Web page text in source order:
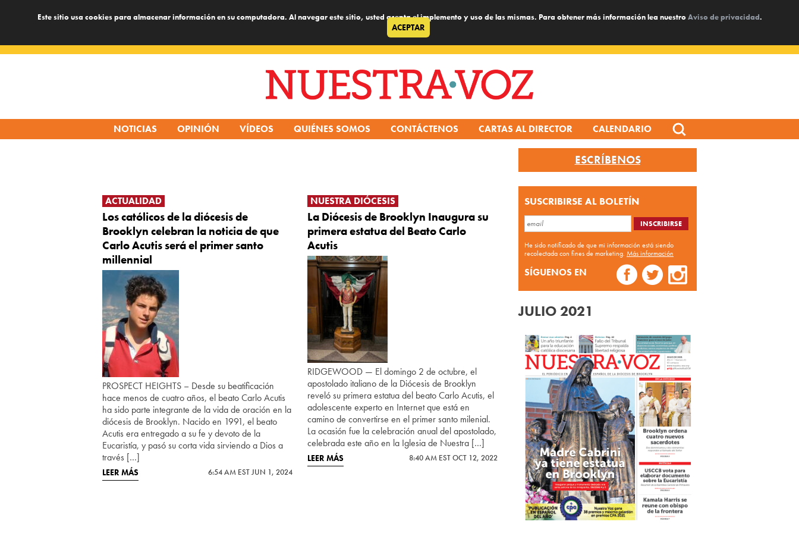
Este sitio usa cookies para almacenar información en su computadora. Al navegar este sitio, usted acepta el implemento y uso de las mismas. Para obtener más información lea nuestroAviso de privacidad.
ACEPTAR
NOTICIAS OPINIÓN VÍDEOS QUIÉNES SOMOS CONTÁCTENOS CARTAS AL DIRECTOR CALENDARIO
Search
for:
ACTUALIDAD
Los católicos de la diócesis de
Brooklyn celebran la noticia de que
Carlo Acutis será el primer santo
millennial
PROSPECT HEIGHTS – Desde su beatificación
hace menos de cuatro años, el beato Carlo Acutis
ha sido parte integrante de la vida de oración en la
diócesis de Brooklyn. Nacido en 1991, el beato
Acutis era entregado a su fe y devoto de la
Eucaristía, y pasó su corta vida sirviendo a Dios a
través […]
LEER MÁS 6:54 AM EST JUN 1, 2024
NUESTRA DIÓCESIS
La Diócesis de Brooklyn Inaugura su
primera estatua del Beato Carlo
Acutis
RIDGEWOOD — El domingo 2 de octubre, el
apostolado italiano de la Diócesis de Brooklyn
reveló su primera estatua del beato Carlo Acutis, el
adolescente experto en Internet que está en
camino de convertirse en el primer santo milenial.
La ocasión fue la celebración anual del apostolado,
celebrada este año en la Iglesia de Nuestra […]
LEER MÁS 8:40 AM EST OCT 12, 2022
ESCRÍBENOS
SUSCRIBIRSE AL BOLETÍN
He sido notificado de que mi información está siendo
recolectada con fines de marketing. Más información
SÍGUENOS EN
JULIO 2021